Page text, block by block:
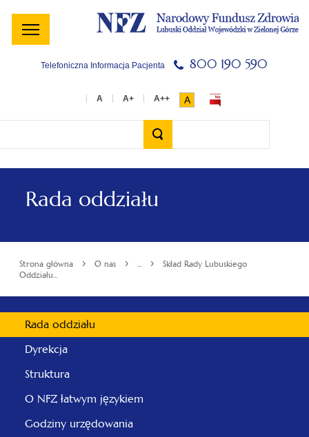
Menu
główne
Menu
lewe
Treść
główna
Szukaj
w
serwisie
Stopka
Telefoniczna Informacja Pacjenta 800 190 590
A
Rada oddziału
Strona główna › O nas › ... ›
Skład Rady Lubuskiego
Oddziału...
Rada oddziału
Dyrekcja
Struktura
O NFZ łatwym językiem
Godziny urzędowania